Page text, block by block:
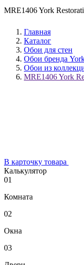
MRE1406 York
Главная
Каталог
Обои для стен
Обои бренда
Обои из
MRE1406 York
В карточку товара
Калькулятор
01
Комната
02
Окна
03